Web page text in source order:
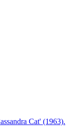
Cat' (1963).